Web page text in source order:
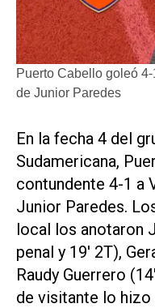
Puerto Cabello goleó
de Junior Paredes
En la fecha 4 del
Sudamericana,
contundente 4-1 a
Junior Paredes.
local los anotaron
penal y 19' 2T),
Raudy Guerrero
de visitante lo